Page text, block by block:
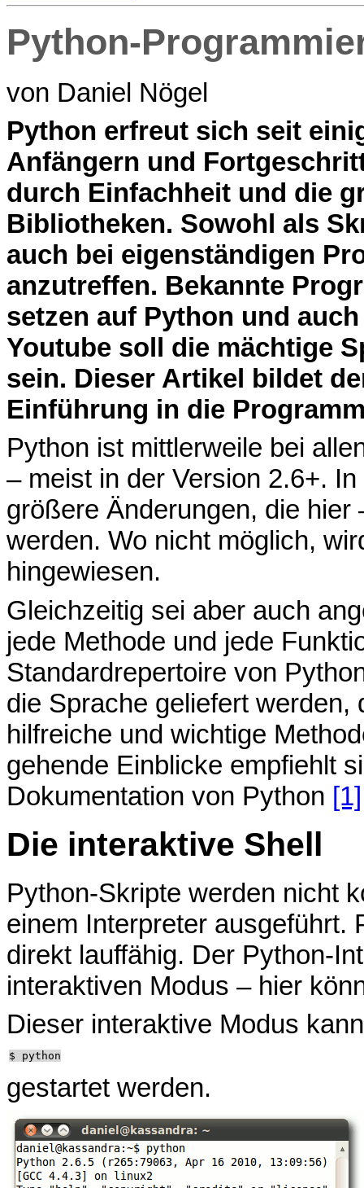
Python-
von Daniel Nögel
Python erfreut sich seit
Anfängern und
durch Einfachheit und die
Bibliotheken. Sowohl als
auch bei eigenständigen
anzutreffen. Bekannte
setzen auf Python und
Youtube soll die mächtige
sein. Dieser Artikel bildet
Einführung in die
Python ist mittlerweile bei
– meist in der Version 2.6+.
größere Änderungen, die
werden. Wo nicht möglich,
hingewiesen.
Gleichzeitig sei aber auch
jede Methode und jede
Standardrepertoire von
die Sprache geliefert
hilfreiche und wichtige
gehende Einblicke empfiehlt
Dokumentation von Python [1]
Die interaktive Shell
Python-Skripte werden nicht
einem Interpreter ausgeführt.
direkt lauffähig. Der Python-
interaktiven Modus – hier
Dieser interaktive Modus
gestartet werden.